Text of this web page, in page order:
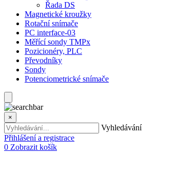
Řada DS
Magnetické kroužky
Rotační snímače
PC interface-03
Měřící sondy TMPx
Pozicionéry, PLC
Převodníky
Sondy
Potenciometrické snímače
×
Vyhledávání
Přihlášení a registrace
0 Zobrazit košík